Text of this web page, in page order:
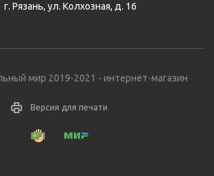
г. Рязань, ул. Колхозная, д. 16
мир 2019-2021 - интернет-магазин
Версия для печати